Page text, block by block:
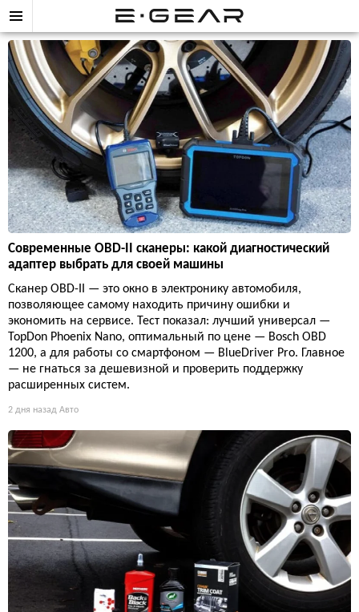
Современные OBD-II сканеры: какой диагностический
адаптер выбрать для своей машины
Сканер OBD-II — это окно в электронику автомобиля,
позволяющее самому находить причину ошибки и
экономить на сервисе. Тест показал: лучший универсал —
TopDon Phoenix Nano, оптимальный по цене — Bosch OBD
1200, а для работы со смартфоном — BlueDriver Pro. Главное
— не гнаться за дешевизной и проверить поддержку
расширенных систем.
2 дня назад Авто